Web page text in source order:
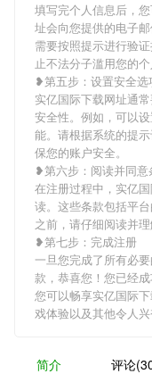
填写完个人信息后，
址会向您提供的电子
需要按照提示进行验
止不法分子滥用您的个
❥第五步：设置安全选
实亿国际下载网址通
安全性。例如，可以
能。请根据系统的提
保您的账户安全。
❥第六步：阅读并同意
在注册过程中，实亿
读。这些条款包括平
之前，请仔细阅读并
❥第七步：完成注册
一旦您完成了所有必
款，恭喜您！您已经
您可以畅享实亿国际
戏体验以及其他令人兴
简介 评论